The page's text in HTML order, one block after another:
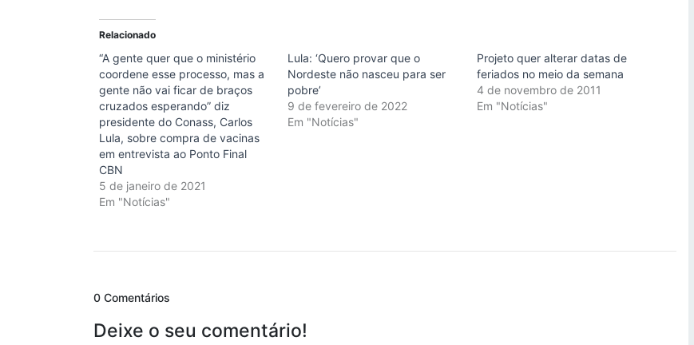
Relacionado
“A gente quer que o ministério
coordene esse processo, mas a
gente não vai ficar de braços
cruzados esperando” diz
presidente do Conass, Carlos
Lula, sobre compra de vacinas
em entrevista ao Ponto Final
CBN
5 de janeiro de 2021
Em "Notícias"
Lula: ‘Quero provar que o
Nordeste não nasceu para ser
pobre’
9 de fevereiro de 2022
Em "Notícias"
Projeto quer alterar datas de
feriados no meio da semana
4 de novembro de 2011
Em "Notícias"
0 Comentários
Deixe o seu comentário!